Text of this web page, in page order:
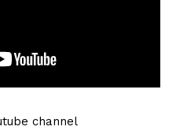
channel